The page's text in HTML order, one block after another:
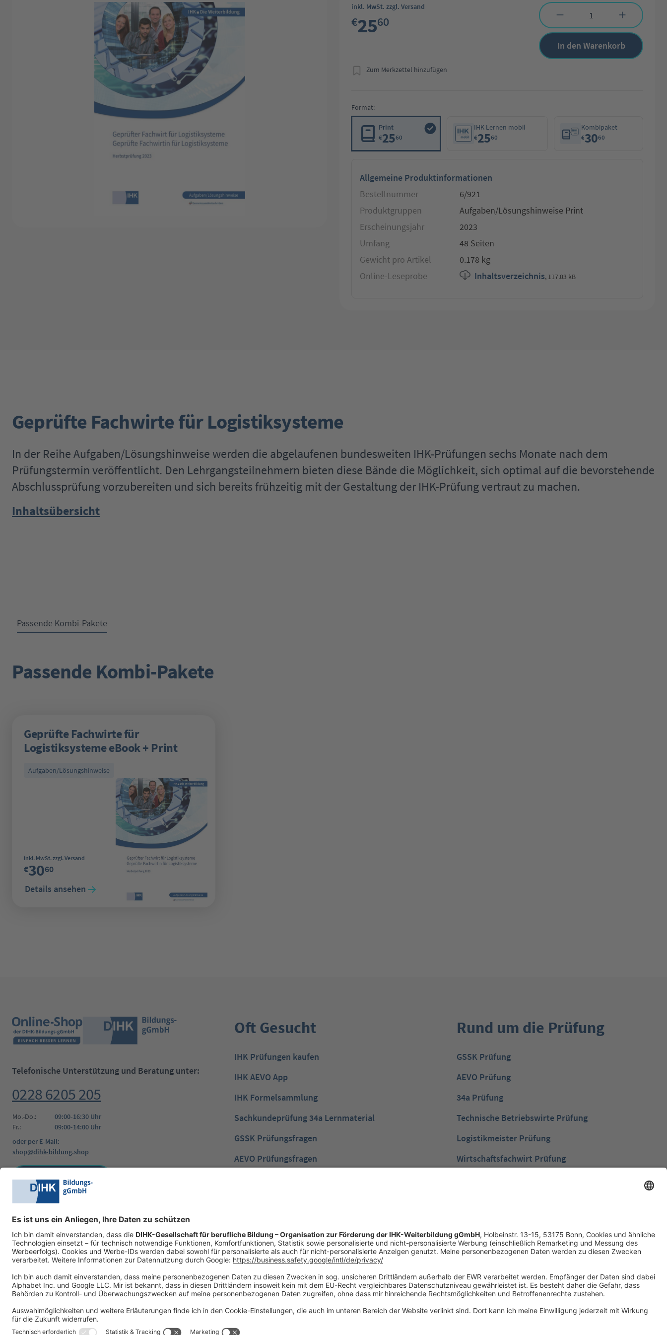
inkl. MwSt. zzgl. Versand
€2560
Produkt Anzahl: Gib den gewünschten
In den Warenkorb
Zum Merkzettel hinzufügen
Format:
Print
€2560
IHK Lernen mobil
€2560
Kombipaket
€3060
Allgemeine Produktinformationen
Bestellnummer
6/921
Produktgruppen
Aufgaben/Lösungshinweise Print
Erscheinungsjahr
2023
Umfang
48 Seiten
Gewicht pro Artikel
0.178 kg
Online-Leseprobe
Inhaltsverzeichnis, 117.03 kB
Geprüfte Fachwirte für Logistiksysteme
In der Reihe Aufgaben/Lösungshinweise werden die abgelaufenen bundesweiten IHK-Prüfungen sechs Monate nach dem
Prüfungstermin veröffentlicht. Den Lehrgangsteilnehmern bieten diese Bände die Möglichkeit, sich optimal auf die bevorstehende
Abschlussprüfung vorzubereiten und sich bereits frühzeitig mit der Gestaltung der IHK-Prüfung vertraut zu machen.
Inhaltsübersicht
Passende Kombi-Pakete
Produktgalerie überspringen
Passende Kombi-Pakete
Geprüfte Fachwirte für
Logistiksysteme eBook + Print
Aufgaben/Lösungshinweise
Regulärer Preis:
inkl. MwSt. zzgl. Versand
€3060
Details ansehen
Telefonische Unterstützung und Beratung unter:
0228 6205 205
Mo.-Do.:
09:00-16:30 Uhr
Fr.:
09:00-14:00 Uhr
oder per E-Mail:
shop@dihk-bildung.shop
Social Media
Oft Gesucht
IHK Prüfungen kaufen
IHK AEVO App
IHK Formelsammlung
Sachkundeprüfung 34a Lernmaterial
GSSK Prüfungsfragen
AEVO Prüfungsfragen
NTG Industriemeister
Rund um die Prüfung
GSSK Prüfung
AEVO Prüfung
34a Prüfung
Technische Betriebswirte Prüfung
Logistikmeister Prüfung
Wirtschaftsfachwirt Prüfung
Handelsfachwirt Prüfung
Fachwirte im Gesundheits- und Sozialwesen
Prüfung